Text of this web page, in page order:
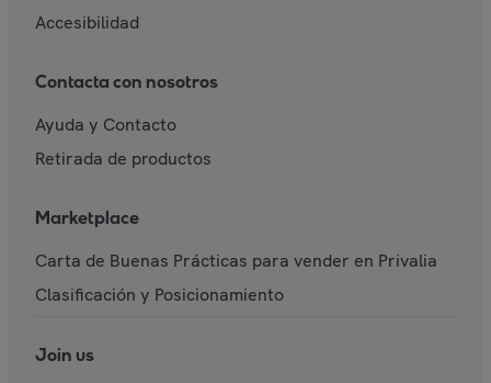
Accesibilidad
Contacta con nosotros
Ayuda y Contacto
Retirada de productos
Marketplace
Carta de Buenas Prácticas para vender en Privalia
Clasificación y Posicionamiento
Join us